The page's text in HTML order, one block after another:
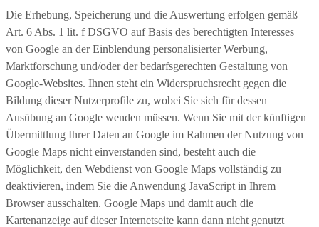
Die Erhebung, Speicherung und die Auswertung erfolgen gemäß
Art. 6 Abs. 1 lit. f DSGVO auf Basis des berechtigten Interesses
von Google an der Einblendung personalisierter Werbung,
Marktforschung und/oder der bedarfsgerechten Gestaltung von
Google-Websites. Ihnen steht ein Widerspruchsrecht gegen die
Bildung dieser Nutzerprofile zu, wobei Sie sich für dessen
Ausübung an Google wenden müssen. Wenn Sie mit der künftigen
Übermittlung Ihrer Daten an Google im Rahmen der Nutzung von
Google Maps nicht einverstanden sind, besteht auch die
Möglichkeit, den Webdienst von Google Maps vollständig zu
deaktivieren, indem Sie die Anwendung JavaScript in Ihrem
Browser ausschalten. Google Maps und damit auch die
Kartenanzeige auf dieser Internetseite kann dann nicht genutzt